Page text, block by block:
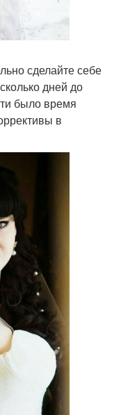
сделайте себе
дней до
было время
в